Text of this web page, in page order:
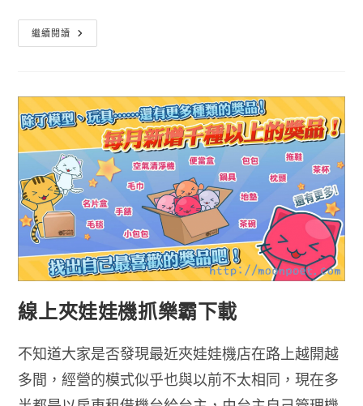
繼續閱讀 RO
仙
護
永
恆
的
愛
模
擬
器
電
腦
版
線上夾娃娃機抓樂霸下載
不知道大家是否發現最近夾娃娃機店在路上越開越
多間，經營的模式似乎也與以前不太相同，現在多